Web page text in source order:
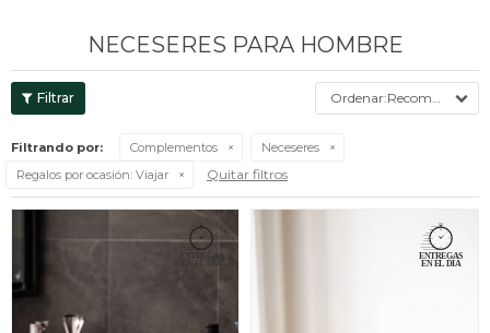
NECESERES PARA HOMBRE
Recomendados
Filtrando por: Complementos
Neceseres
Regalos por ocasión: Viajar Quitar filtros